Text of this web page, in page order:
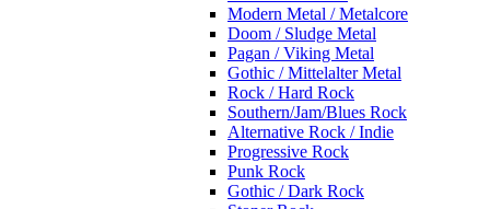
Modern Metal / Metalcore
Doom / Sludge Metal
Pagan / Viking Metal
Gothic / Mittelalter Metal
Rock / Hard Rock
Southern/Jam/Blues Rock
Alternative Rock / Indie
Progressive Rock
Punk Rock
Gothic / Dark Rock